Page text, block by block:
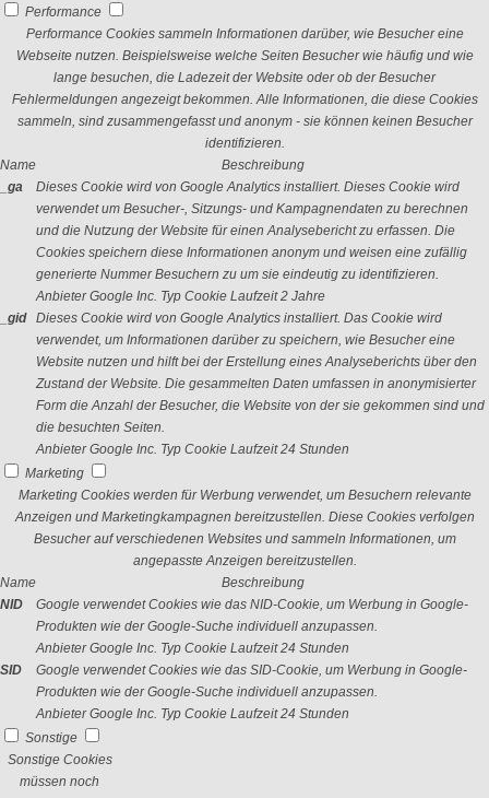
Performance
Performance Cookies sammeln Informationen darüber, wie Besucher eine
Webseite nutzen. Beispielsweise welche Seiten Besucher wie häufig und wie
lange besuchen, die Ladezeit der Website oder ob der Besucher
Fehlermeldungen angezeigt bekommen. Alle Informationen, die diese Cookies
sammeln, sind zusammengefasst und anonym - sie können keinen Besucher
identifizieren.
Name
Beschreibung
_ga
Dieses Cookie wird von Google Analytics installiert. Dieses Cookie wird
verwendet um Besucher-, Sitzungs- und Kampagnendaten zu berechnen
und die Nutzung der Website für einen Analysebericht zu erfassen. Die
Cookies speichern diese Informationen anonym und weisen eine zufällig
generierte Nummer Besuchern zu um sie eindeutig zu identifizieren.
Anbieter Google Inc. Typ Cookie Laufzeit 2 Jahre
_gid
Dieses Cookie wird von Google Analytics installiert. Das Cookie wird
verwendet, um Informationen darüber zu speichern, wie Besucher eine
Website nutzen und hilft bei der Erstellung eines Analyseberichts über den
Zustand der Website. Die gesammelten Daten umfassen in anonymisierter
Form die Anzahl der Besucher, die Website von der sie gekommen sind und
die besuchten Seiten.
Anbieter Google Inc. Typ Cookie Laufzeit 24 Stunden
Marketing
Marketing Cookies werden für Werbung verwendet, um Besuchern relevante
Anzeigen und Marketingkampagnen bereitzustellen. Diese Cookies verfolgen
Besucher auf verschiedenen Websites und sammeln Informationen, um
angepasste Anzeigen bereitzustellen.
Name
Beschreibung
NID
Google verwendet Cookies wie das NID-Cookie, um Werbung in Google-
Produkten wie der Google-Suche individuell anzupassen.
Anbieter Google Inc. Typ Cookie Laufzeit 24 Stunden
SID
Google verwendet Cookies wie das SID-Cookie, um Werbung in Google-
Produkten wie der Google-Suche individuell anzupassen.
Anbieter Google Inc. Typ Cookie Laufzeit 24 Stunden
Sonstige
Sonstige Cookies
müssen noch